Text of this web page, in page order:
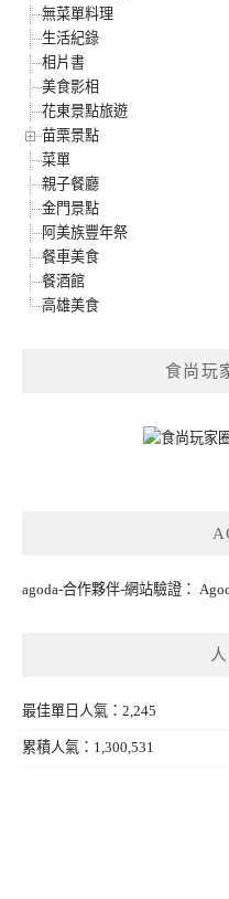
無菜單料理
生活紀錄
相片書
美食影相
花東景點旅遊
苗栗景點
菜單
親子餐廳
金門景點
阿美族豐年祭
餐車美食
餐酒館
高雄美食
食尚玩
agoda-合作夥伴-網站驗證：
最佳單日人氣：2,245
累積人氣：1,300,531